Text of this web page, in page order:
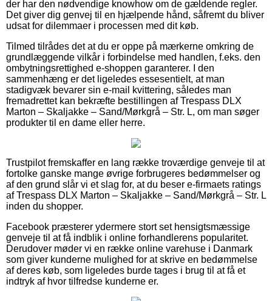
der har den nødvendige knowhow om de gældende regler.
Det giver dig genvej til en hjælpende hånd, såfremt du bliver
udsat for dilemmaer i processen med dit køb.
Tilmed tilrådes det at du er oppe på mærkerne omkring de
grundlæggende vilkår i forbindelse med handlen, f.eks. den
ombytningsrettighed e-shoppen garanterer. I den
sammenhæng er det ligeledes essesentielt, at man
stadigvæk bevarer sin e-mail kvittering, således man
fremadrettet kan bekræfte bestillingen af Trespass DLX
Marton – Skaljakke – Sand/Mørkgrå – Str. L, om man søger
produkter til en dame eller herre.
Trustpilot fremskaffer en lang række troværdige genveje til at
fortolke ganske mange øvrige forbrugeres bedømmelser og
af den grund slår vi et slag for, at du beser e-firmaets ratings
af Trespass DLX Marton – Skaljakke – Sand/Mørkgrå – Str. L
inden du shopper.
Facebook præsterer ydermere stort set hensigtsmæssige
genveje til at få indblik i online forhandlerens popularitet.
Derudover møder vi en række online varehuse i Danmark
som giver kunderne mulighed for at skrive en bedømmelse
af deres køb, som ligeledes burde tages i brug til at få et
indtryk af hvor tilfredse kunderne er.